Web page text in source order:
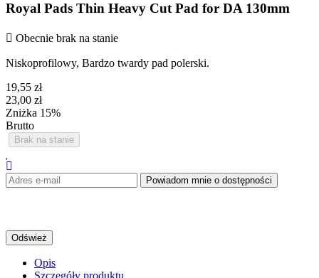
Royal Pads Thin Heavy Cut Pad for DA 130mm
 Obecnie brak na stanie
Niskoprofilowy, Bardzo twardy pad polerski.
19,55 zł
23,00 zł
Zniżka 15%
Brutto
Brak na stanie
Powiadom mnie o dostępności
Opis
Szczegóły produktu